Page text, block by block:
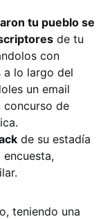
tu pueblo se
de tu
con
a lo largo del
un email
concurso de
de su estadía
teniendo una